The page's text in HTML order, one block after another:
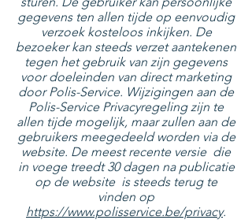
gegevens ten allen tijde op eenvoudig
verzoek kosteloos inkijken. De
bezoeker kan steeds verzet aantekenen
tegen het gebruik van zijn gegevens
voor doeleinden van direct marketing
door Polis-Service. Wijzigingen aan de
Polis-Service Privacyregeling zijn te
allen tijde mogelijk, maar zullen aan de
gebruikers meegedeeld worden via de
website. De meest recente versie die
in voege treedt 30 dagen na publicatie
op de website is steeds terug te
vinden op
https://www.polisservice.be/privacy.